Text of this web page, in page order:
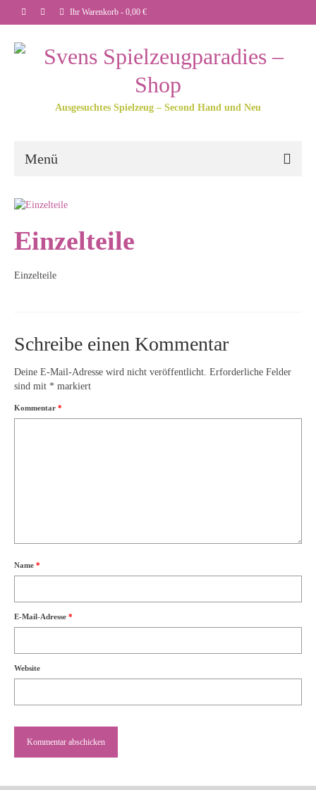
Ihr Warenkorb - 0,00 €
Ausgesuchtes Spielzeug – Second Hand und Neu
Menü
Einzelteile
Einzelteile
Schreibe einen Kommentar
Deine E-Mail-Adresse wird nicht veröffentlicht. Erforderliche Felder
sind mit * markiert
Kommentar *
Name *
E-Mail-Adresse *
Website